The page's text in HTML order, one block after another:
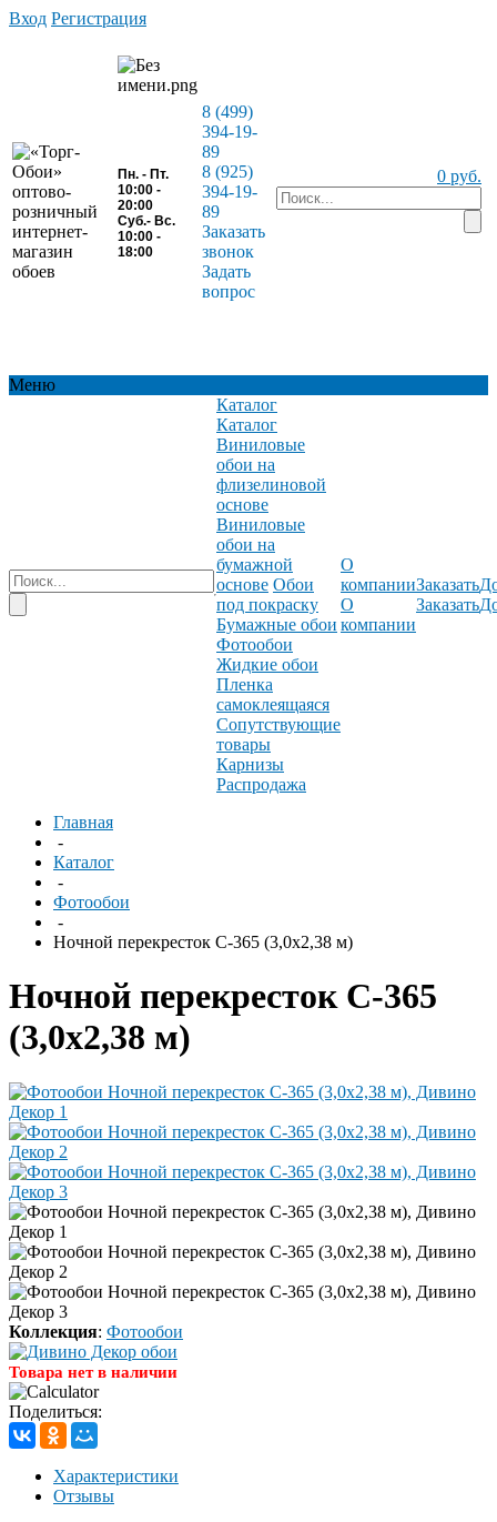
Вход Регистрация
Пн. - Пт.
10:00 -
20:00
Суб.- Вс.
10:00 -
18:00
8 (499)
394-19-
89
8 (925)
394-19-
89
Заказать
звонок
Задать
вопрос
0 руб.
Меню
Каталог
Каталог
Виниловые
обои на
флизелиновой
основе
Виниловые
обои на
бумажной
основе Обои
под покраску
Бумажные обои
Фотообои
Жидкие обои
Пленка
самоклеящаяся
Сопутствующие
товары
Карнизы
Распродажа
О
компании
О
компании
Заказать
Заказать
Главная
-
Каталог
-
Фотообои
-
Ночной перекресток C-365 (3,0х2,38 м)
Ночной перекресток C-365
(3,0х2,38 м)
Коллекция: Фотообои
Товара нет в наличии
Поделиться:
Характеристики
Отзывы